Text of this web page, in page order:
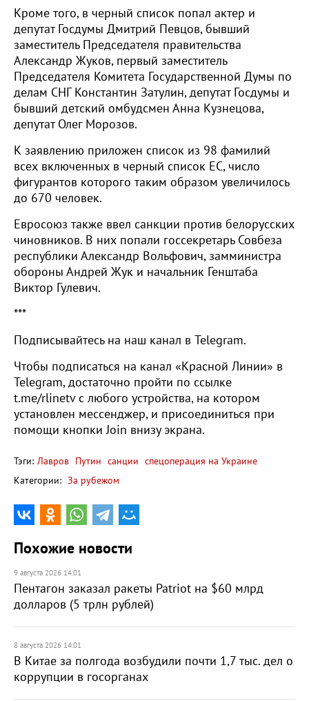
Кроме того, в черный список попал актер и
депутат Госдумы Дмитрий Певцов, бывший
заместитель Председателя правительства
Александр Жуков, первый заместитель
Председателя Комитета Государственной Думы по
делам СНГ Константин Затулин, депутат Госдумы и
бывший детский омбудсмен Анна Кузнецова,
депутат Олег Морозов.
К заявлению приложен список из 98 фамилий
всех включенных в черный список ЕС, число
фигурантов которого таким образом увеличилось
до 670 человек.
Евросоюз также ввел санкции против белорусских
чиновников. В них попали госсекретарь Совбеза
республики Александр Вольфович, замминистра
обороны Андрей Жук и начальник Генштаба
Виктор Гулевич.
***
Подписывайтесь на наш канал в Telegram.
Чтобы подписаться на канал «Красной Линии» в
Telegram, достаточно пройти по ссылке
t.me/rlinetv с любого устройства, на котором
установлен мессенджер, и присоединиться при
помощи кнопки Join внизу экрана.
Тэги: Лавров Путин санции спецоперация на Украине
Категории: За рубежом
Похожие новости
9 августа 2026 14:01
Пентагон заказал ракеты Patriot на $60 млрд
долларов (5 трлн рублей)
8 августа 2026 14:01
В Китае за полгода возбудили почти 1,7 тыс. дел о
коррупции в госорганах